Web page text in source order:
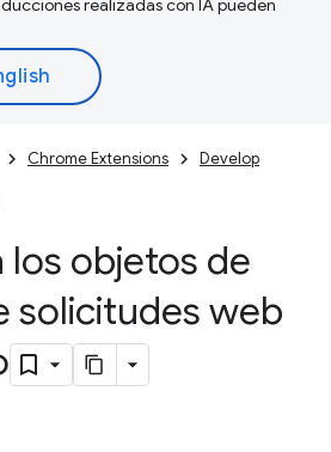
realizadas con IA pueden
Chrome Extensions Develop
los objetos de
solicitudes web